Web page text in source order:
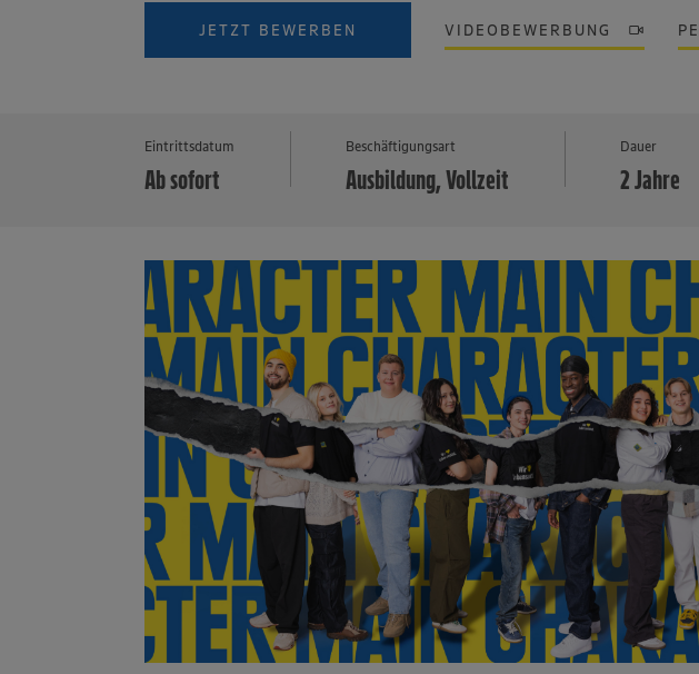
JETZT BEWERBEN VIDEOBEWERBUNG
Eintrittsdatum
Ab sofort
Beschäftigungsart
Ausbildung, Vollzeit
Dauer
2 Jahre